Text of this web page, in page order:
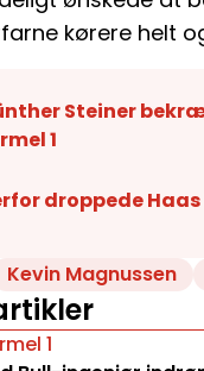
kørere helt
Steiner
1
droppede
Kevin Magnussen
1